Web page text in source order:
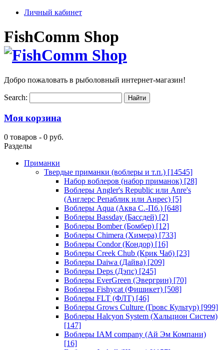
Личный кабинет
FishComm Shop
Добро пожаловать в рыболовный интернет-магазин!
Search:
Моя корзина
0 товаров - 0 руб.
Разделы
Приманки
Твердые приманки (воблеры и т.п.) [14545]
Набор воблеров (набор приманок) [28]
Воблеры Angler's Republic или Anre's
(Англерс Репаблик или Анрес) [5]
Воблеры Aqua (Аква С.-Пб.) [648]
Воблеры Bassday (Бассдей) [2]
Воблеры Bomber (Бомбер) [12]
Воблеры Chimera (Химера) [733]
Воблеры Condor (Кондор) [16]
Воблеры Creek Chub (Крик Чаб) [23]
Воблеры Daiwa (Дайва) [209]
Воблеры Deps (Дэпс) [245]
Воблеры EverGreen (Эвергрин) [70]
Воблеры Fishycat (Фишикет) [508]
Воблеры FLT (ФЛТ) [46]
Воблеры Grows Culture (Гровс Культур) [999]
Воблеры Halcyon System (Хальцион Систем)
[147]
Воблеры IAM company (Ай Эм Компани)
[16]